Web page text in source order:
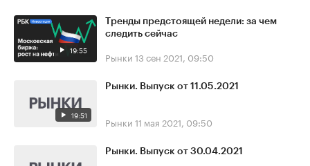
19:55
Тренды предстоящей недели: за чем
следить сейчас
Рынки 13 сен 2021, 09:50
19:51
Рынки. Выпуск от 11.05.2021
Рынки 11 мая 2021, 09:50
Рынки. Выпуск от 30.04.2021